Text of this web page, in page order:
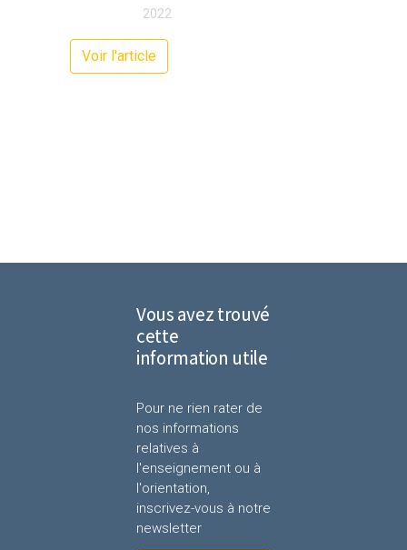
2022
Voir l'article
Vous avez trouvé
cette
information utile
Pour ne rien rater de
nos informations
relatives à
l'enseignement ou à
l'orientation,
inscrivez-vous à notre
newsletter